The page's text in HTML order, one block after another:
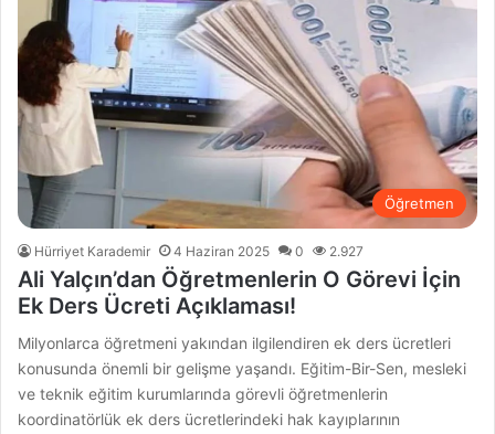
Öğretmen
Hürriyet Karademir 4 Haziran 2025 0 2.927
Ali Yalçın’dan Öğretmenlerin O Görevi İçin
Ek Ders Ücreti Açıklaması!
Milyonlarca öğretmeni yakından ilgilendiren ek ders ücretleri
konusunda önemli bir gelişme yaşandı. Eğitim-Bir-Sen, mesleki
ve teknik eğitim kurumlarında görevli öğretmenlerin
koordinatörlük ek ders ücretlerindeki hak kayıplarının